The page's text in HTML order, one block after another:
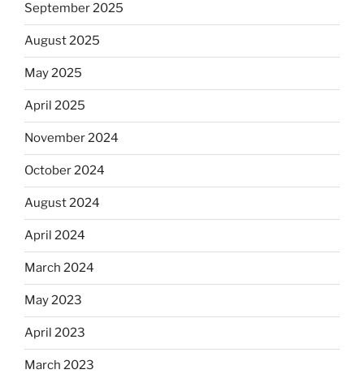
September 2025
August 2025
May 2025
April 2025
November 2024
October 2024
August 2024
April 2024
March 2024
May 2023
April 2023
March 2023